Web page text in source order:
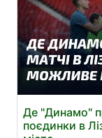
Де "Динамо"
поєдинки в